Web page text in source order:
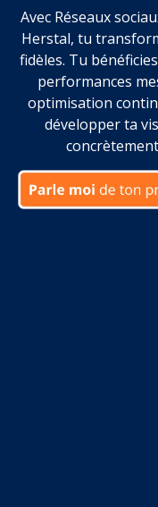
Avec Réseaux
Herstal, tu
fidèles. Tu
performances
optimisation
développer ta